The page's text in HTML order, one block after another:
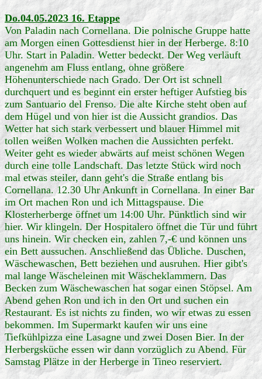
Do.04.05.2023 16. Etappe
Von Paladin nach Cornellana. Die polnische Gruppe hatte
am Morgen einen Gottesdienst hier in der Herberge. 8:10
Uhr. Start in Paladin. Wetter bedeckt. Der Weg verläuft
angenehm am Fluss entlang, ohne größere
Höhenunterschiede nach Grado. Der Ort ist schnell
durchquert und es beginnt ein erster heftiger Aufstieg bis
zum Santuario del Frenso. Die alte Kirche steht oben auf
dem Hügel und von hier ist die Aussicht grandios. Das
Wetter hat sich stark verbessert und blauer Himmel mit
tollen weißen Wolken machen die Aussichten perfekt.
Weiter geht es wieder abwärts auf meist schönen Wegen
durch eine tolle Landschaft. Das letzte Stück wird noch
mal etwas steiler, dann geht's die Straße entlang bis
Cornellana. 12.30 Uhr Ankunft in Cornellana. In einer Bar
im Ort machen Ron und ich Mittagspause. Die
Klosterherberge öffnet um 14:00 Uhr. Pünktlich sind wir
hier. Wir klingeln. Der Hospitalero öffnet die Tür und führt
uns hinein. Wir checken ein, zahlen 7,-€ und können uns
ein Bett aussuchen. Anschließend das Übliche. Duschen,
Wäschewaschen, Bett beziehen und ausruhen. Hier gibt's
mal lange Wäscheleinen mit Wäscheklammern. Das
Becken zum Wäschewaschen hat sogar einen Stöpsel. Am
Abend gehen Ron und ich in den Ort und suchen ein
Restaurant. Es ist nichts zu finden, wo wir etwas zu essen
bekommen. Im Supermarkt kaufen wir uns eine
Tiefkühlpizza eine Lasagne und zwei Dosen Bier. In der
Herbergsküche essen wir dann vorzüglich zu Abend. Für
Samstag Plätze in der Herberge in Tineo reserviert.